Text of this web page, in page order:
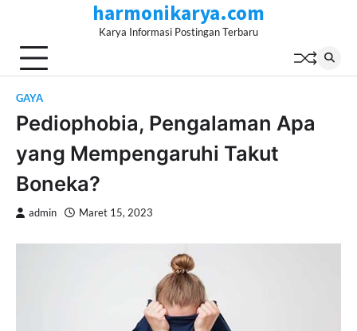
content
harmonikarya.com
Karya Informasi Postingan Terbaru
GAYA
Pediophobia, Pengalaman Apa
yang Mempengaruhi Takut
Boneka?
admin Maret 15, 2023